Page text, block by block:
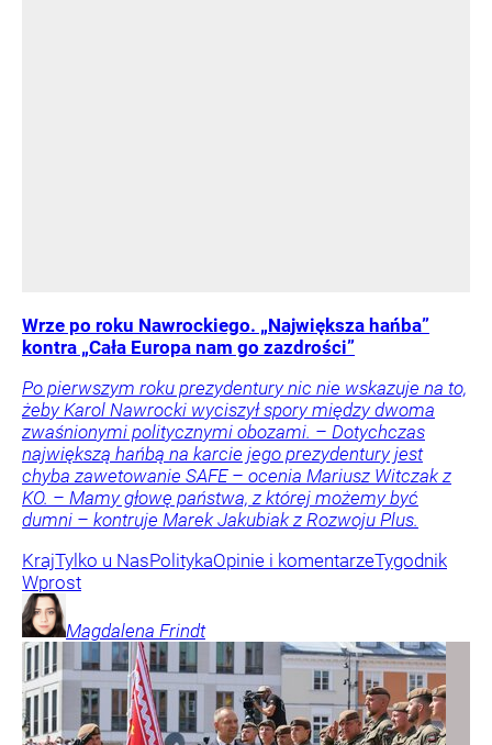
Wrze po roku Nawrockiego. „Największa hańba”
kontra „Cała Europa nam go zazdrości”
Po pierwszym roku prezydentury nic nie wskazuje na to,
żeby Karol Nawrocki wyciszył spory między dwoma
zwaśnionymi politycznymi obozami. – Dotychczas
największą hańbą na karcie jego prezydentury jest
chyba zawetowanie SAFE – ocenia Mariusz Witczak z
KO. – Mamy głowę państwa, z której możemy być
dumni – kontruje Marek Jakubiak z Rozwoju Plus.
KrajTylko u NasPolitykaOpinie i komentarzeTygodnik
Wprost
Magdalena Frindt